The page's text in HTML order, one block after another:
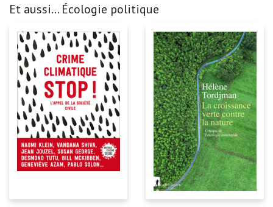
Et aussi... Écologie politique